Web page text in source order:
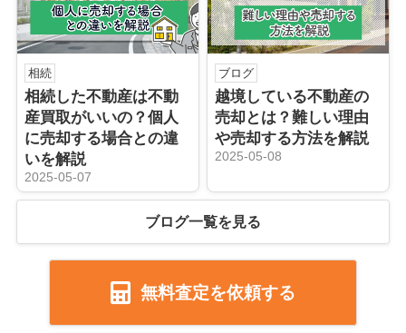
相続
相続した不動産は不動
産買取がいいの？個人
に売却する場合との違
いを解説
2025-05-07
ブログ
越境している不動産の
売却とは？難しい理由
や売却する方法を解説
2025-05-08
ブログ一覧を見る
無料査定を依頼する